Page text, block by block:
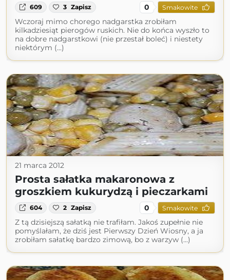
609 3 Zapisz 0 Smakowite
Wczoraj mimo chorego nadgarstka zrobiłam
kilkadziesiąt pierogów ruskich. Nie do końca wyszło to
na dobre nadgarstkowi (nie przestał boleć) i niestety
niektórym (...)
21 marca 2012
Prosta sałatka makaronowa z
groszkiem kukurydzą i pieczarkami
604 2 Zapisz 0 Smakowite
Z tą dzisiejszą sałatką nie trafiłam. Jakoś zupełnie nie
pomyślałam, że dziś jest Pierwszy Dzień Wiosny, a ja
zrobiłam sałatkę bardzo zimową, bo z warzyw (...)